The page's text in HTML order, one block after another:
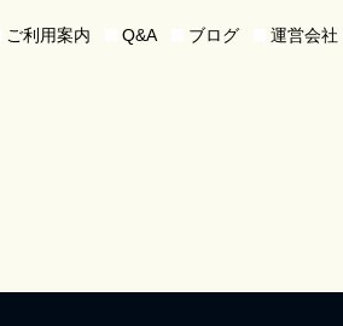
ご利用案内 Q&A ブログ 運営会社